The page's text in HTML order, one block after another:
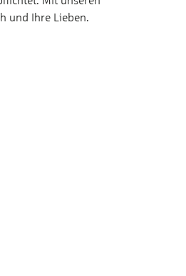
und Ihre Lieben.